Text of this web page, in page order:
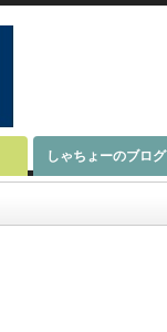
しゃちょーのブログ